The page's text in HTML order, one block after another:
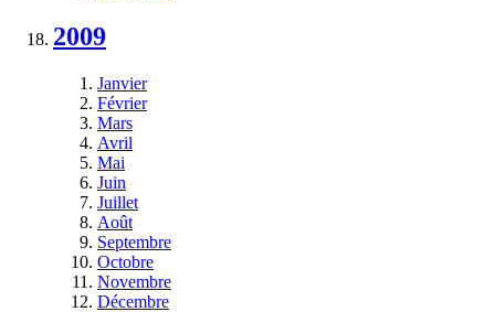
2009
Janvier
Février
Mars
Avril
Mai
Juin
Juillet
Août
Septembre
Octobre
Novembre
Décembre